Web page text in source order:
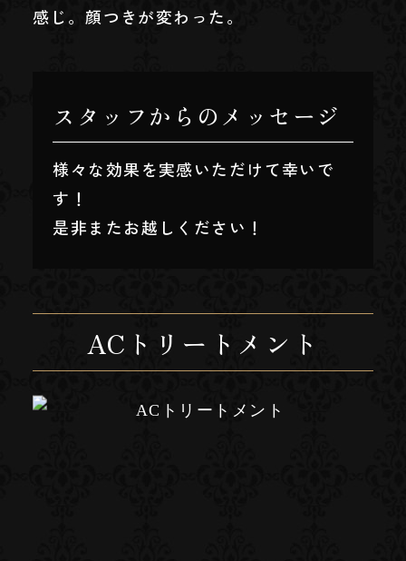
感じ。顔つきが変わった。
スタッフからのメッセージ
様々な効果を実感いただけて幸いで
す！
是非またお越しください！
ACトリートメント